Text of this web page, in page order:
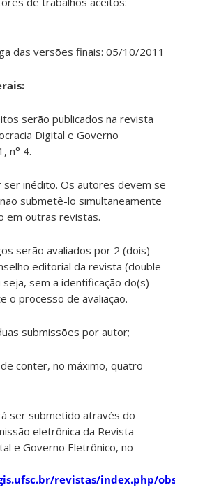
das versões finais: 05/10/2011
serão publicados na revista
Digital e Governo
n° 4.
ser inédito. Os autores devem se
submetê-lo simultaneamente
em outras revistas.
serão avaliados por 2 (dois)
editorial da revista (double
sem a identificação do(s)
o processo de avaliação.
submissões por autor;
conter, no máximo, quatro
ser submetido através do
eletrônica da Revista
e Governo Eletrônico, no
revistas/index.php/